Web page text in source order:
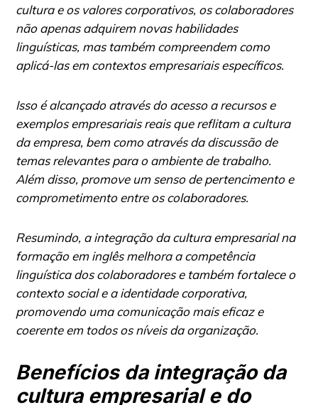
cultura e os valores corporativos, os colaboradores
não apenas adquirem novas habilidades
linguísticas, mas também compreendem como
aplicá-las em contextos empresariais específicos.
Isso é alcançado através do acesso a recursos e
exemplos empresariais reais que reflitam a cultura
da empresa, bem como através da discussão de
temas relevantes para o ambiente de trabalho.
Além disso, promove um senso de pertencimento e
comprometimento entre os colaboradores.
Resumindo, a integração da cultura empresarial na
formação em inglês melhora a competência
linguística dos colaboradores e também fortalece o
contexto social e a identidade corporativa,
promovendo uma comunicação mais eficaz e
coerente em todos os níveis da organização.
Benefícios da integração da
cultura empresarial e do